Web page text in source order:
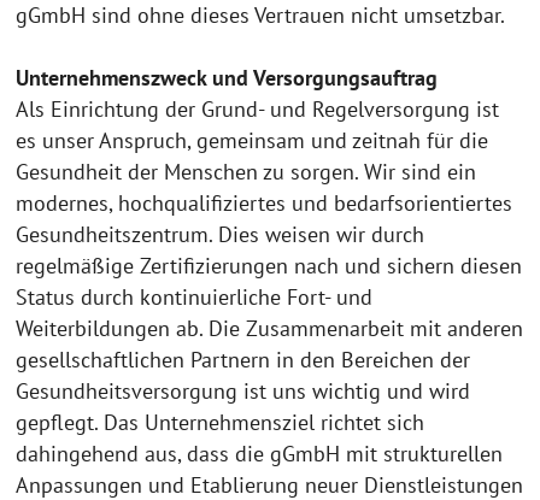
gGmbH sind ohne dieses Vertrauen nicht umsetzbar.
Unternehmenszweck und Versorgungsauftrag
Als Einrichtung der Grund- und Regelversorgung ist
es unser Anspruch, gemeinsam und zeitnah für die
Gesundheit der Menschen zu sorgen. Wir sind ein
modernes, hochqualifiziertes und bedarfsorientiertes
Gesundheitszentrum. Dies weisen wir durch
regelmäßige Zertifizierungen nach und sichern diesen
Status durch kontinuierliche Fort- und
Weiterbildungen ab. Die Zusammenarbeit mit anderen
gesellschaftlichen Partnern in den Bereichen der
Gesundheitsversorgung ist uns wichtig und wird
gepflegt. Das Unternehmensziel richtet sich
dahingehend aus, dass die gGmbH mit strukturellen
Anpassungen und Etablierung neuer Dienstleistungen